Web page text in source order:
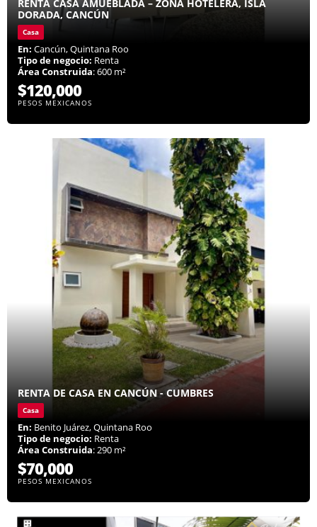
RENTA CASA AMUEBLADA – ZONA HOTELERA, ISLA
DORADA, CANCÚN
Casa
En: Cancún, Quintana Roo
Tipo de negocio: Renta
Área Construida: 600 m²
$120,000
PESOS MEXICANOS
RENTA DE CASA EN CANCÚN - CUMBRES
Casa
En: Benito Juárez, Quintana Roo
Tipo de negocio: Renta
Área Construida: 290 m²
$70,000
PESOS MEXICANOS